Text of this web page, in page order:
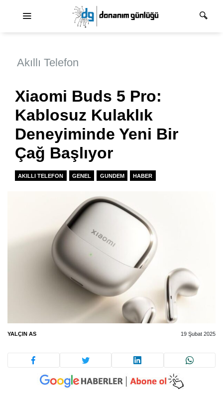
Akıllı Telefon
Xiaomi Buds 5 Pro:
Kablosuz Kulaklık
Deneyiminde Yeni Bir
Çağ Başlıyor
AKILLI TELEFON GENEL GUNDEM HABER
YALÇIN AS 19 Şubat 2025